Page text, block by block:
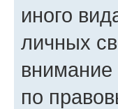
иного
личных
внимание
по